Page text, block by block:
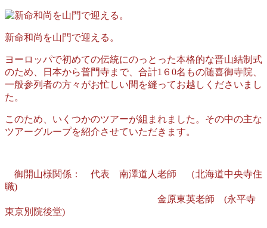
新命和尚を山門で迎える。
ヨーロッパで初めての伝統にのっとった本格的な晋山結制式
のため、日本から普門寺まで、合計1６0名もの随喜御寺院、
一般参列者の方々がお忙しい間を縫ってお越しくださいまし
た。
このため、いくつかのツアーが組まれました。その中の主な
ツアーグループを紹介させていただきます。
御開山様関係： 代表 南澤道人老師 （北海道中央寺住
職)
金原東英老師 (永平寺
東京別院後堂)